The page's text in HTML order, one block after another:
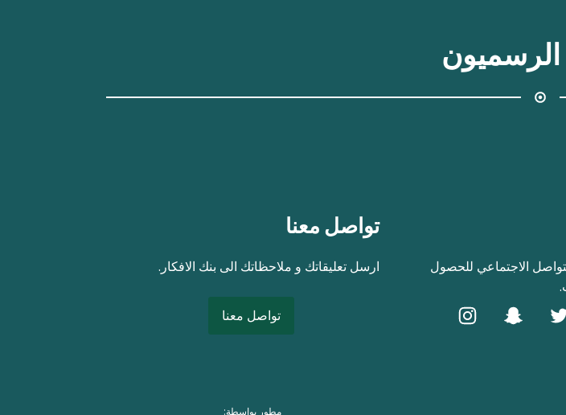
الرسميون
الاجتماعي للحصول
تواصل معنا
ارسل تعليقاتك و ملاحظاتك الى بنك الافكار.
تواصل معنا
مطور بواسطة: